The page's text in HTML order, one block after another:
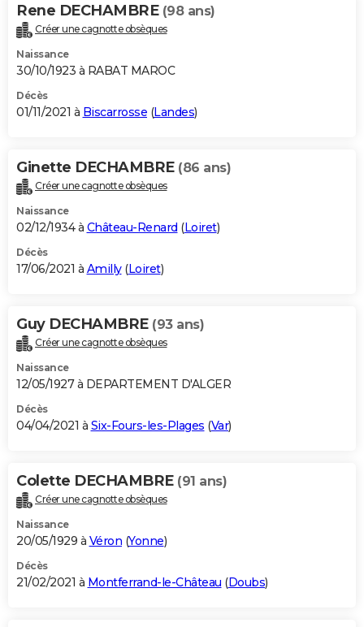
Rene DECHAMBRE (98 ans)
Créer une cagnotte obsèques
Naissance
30/10/1923 à RABAT MAROC
Décès
01/11/2021 à Biscarrosse (Landes)
Ginette DECHAMBRE (86 ans)
Créer une cagnotte obsèques
Naissance
02/12/1934 à Château-Renard (Loiret)
Décès
17/06/2021 à Amilly(Loiret)
Guy DECHAMBRE (93 ans)
Créer une cagnotte obsèques
Naissance
12/05/1927 à DEPARTEMENT D'ALGER
Décès
04/04/2021 à Six-Fours-les-Plages (Var)
Colette DECHAMBRE (91 ans)
Créer une cagnotte obsèques
Naissance
20/05/1929 à Véron (Yonne)
Décès
21/02/2021 à Montferrand-le-Château (Doubs)